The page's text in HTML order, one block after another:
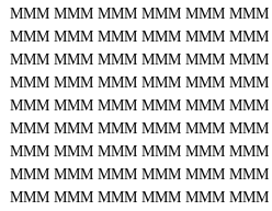
MMM MMM MMM MMM MMM MMM
MMM MMM MMM MMM MMM MMM
MMM MMM MMM MMM MMM MMM
MMM MMM MMM MMM MMM MMM
MMM MMM MMM MMM MMM MMM
MMM MMM MMM MMM MMM MMM
MMM MMM MMM MMM MMM MMM
MMM MMM MMM MMM MMM MMM
MMM MMM MMM MMM MMM MMM